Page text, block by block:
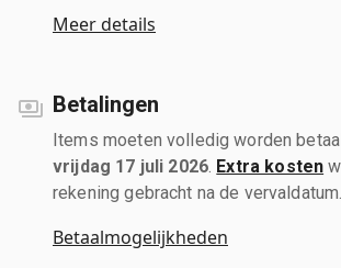
Meer details
Betalingen
Items moeten volledig worden
vrijdag 17 juli 2026 Extra kosten
rekening gebracht na de vervaldatum.
Betaalmogelijkheden